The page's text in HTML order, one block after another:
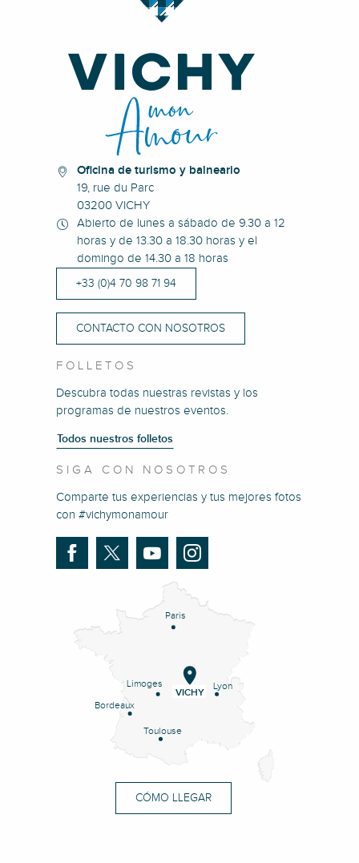
Oficina de turismo y balneario
19, rue du Parc
03200 VICHY
Abierto de lunes a sábado de 9.30 a 12
horas y de 13.30 a 18.30 horas y el
domingo de 14.30 a 18 horas
+33 (0)4 70 98 71 94
CONTACTO CON NOSOTROS
FOLLETOS
Descubra todas nuestras revistas y los
programas de nuestros eventos.
Todos nuestros folletos
SIGA CON NOSOTROS
Comparte tus experiencias y tus mejores fotos
con #vichymonamour
Paris
Lyon
Limoges
Bordeaux
Toulouse
VICHY
CÓMO LLEGAR